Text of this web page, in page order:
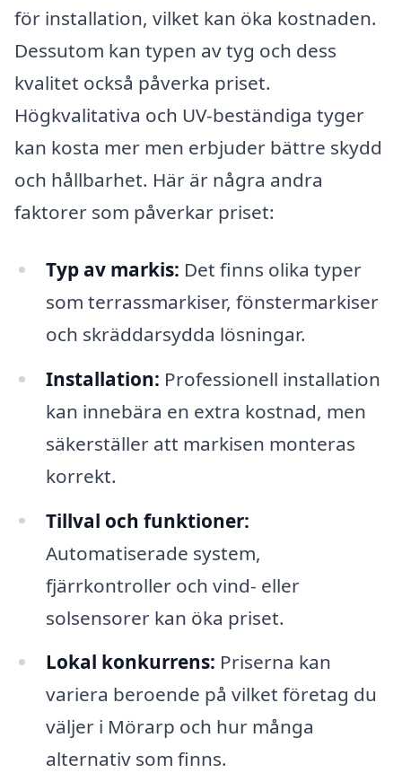
för installation, vilket kan öka kostnaden.
Dessutom kan typen av tyg och dess
kvalitet också påverka priset.
Högkvalitativa och UV-beständiga tyger
kan kosta mer men erbjuder bättre skydd
och hållbarhet. Här är några andra
faktorer som påverkar priset:
Typ av markis: Det finns olika typer
som terrassmarkiser, fönstermarkiser
och skräddarsydda lösningar.
Installation: Professionell installation
kan innebära en extra kostnad, men
säkerställer att markisen monteras
korrekt.
Tillval och funktioner:
Automatiserade system,
fjärrkontroller och vind- eller
solsensorer kan öka priset.
Lokal konkurrens: Priserna kan
variera beroende på vilket företag du
väljer i Mörarp och hur många
alternativ som finns.